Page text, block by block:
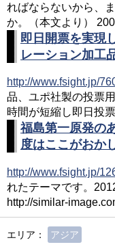
ればならないから、
か。（本文より）
即日開票を実現
レーション加工
http://www.fsight.jp/
品、ユポ社製の投票
時間が短縮し即日投
福島第一原発の
度はここがおか
http://www.fsight.jp/
れたテーマです。
http://similar-
エリア： アジア